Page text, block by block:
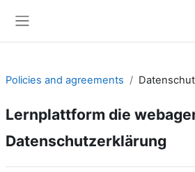
Policies and agreements
Lernplattform die
Datenschutzerklärung